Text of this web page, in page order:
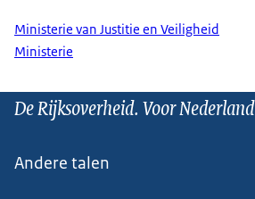
Ministerie van Justitie en Veiligheid
Ministerie
De Rijksoverheid. Voor Nederland
Andere talen